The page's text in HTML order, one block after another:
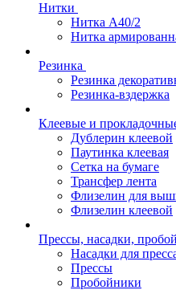
Нитки
Нитка А40/2
Нитка
Резинка
Резинка
Резинка-вздержка
Клеевые и
Дублерин клеевой
Паутинка клеевая
Сетка на бумаге
Трансфер лента
Флизелин для
Флизелин клеевой
Прессы, насадки,
Насадки для
Прессы
Пробойники